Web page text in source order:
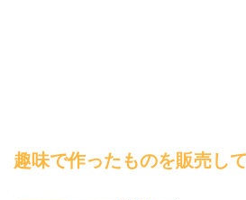
趣味で作ったものを販売し